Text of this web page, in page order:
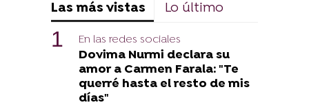
Las más vistas Lo último
En las redes sociales
Dovima Nurmi declara su
amor a Carmen Farala: "Te
querré hasta el resto de mis
días"